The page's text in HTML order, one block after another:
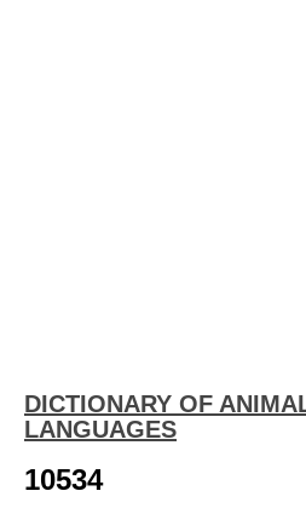
DICTIONARY OF
LANGUAGES
10534